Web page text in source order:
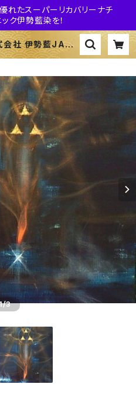
れたスーパーリカバリーナチ
ク伊勢藍染を！
社 伊勢藍JAPA
N
/3